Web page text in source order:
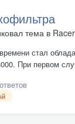
тема в Racer
стал
При первом
удивило то что
с